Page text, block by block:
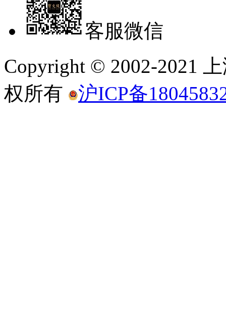
客服微信
Copyright © 2002-2021
权所有
沪ICP备